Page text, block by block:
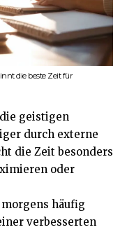
die beste Zeit für
geistigen
durch externe
die Zeit besonders
oder
häufig
verbesserten